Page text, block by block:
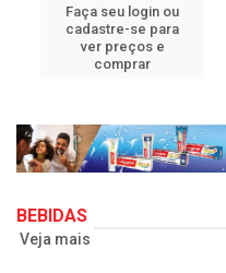
Faça seu login ou
cadastre-se para
ver preços e
comprar
BEBIDAS
Veja mais